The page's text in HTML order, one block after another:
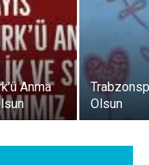
Anma
Olsun